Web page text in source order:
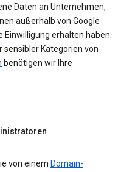
Daten an Unternehmen,
außerhalb von Google
Einwilligung erhalten haben.
sensibler Kategorien von
benötigen wir Ihre
von einem Domain-